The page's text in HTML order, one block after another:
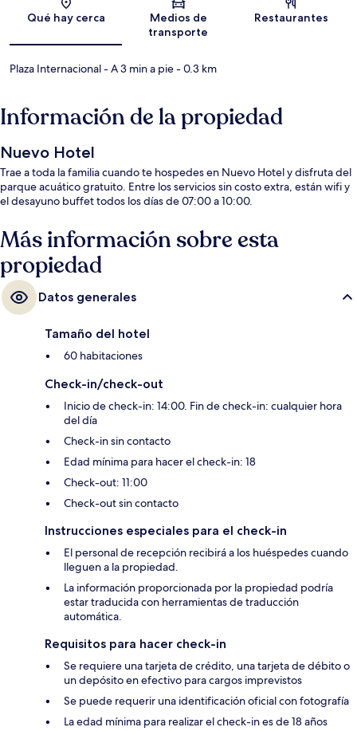
Sección del mapa
Qué hay cerca
Medios de
transporte
Restaurantes
Plaza Internacional- A 3 min a pie- 0.3 km
Información de la propiedad
Nuevo Hotel
Trae a toda la familia cuando te hospedes en Nuevo Hotel y disfruta del
parque acuático gratuito. Entre los servicios sin costo extra, están wifi y
el desayuno buffet todos los días de 07:00 a 10:00.
Más información sobre esta
propiedad
Datos generales
Tamaño del hotel
60 habitaciones
Check-in/check-out
Inicio de check-in: 14:00. Fin de check-in: cualquier hora
del día
Check-in sin contacto
Edad mínima para hacer el check-in: 18
Check-out: 11:00
Check-out sin contacto
Instrucciones especiales para el check-in
El personal de recepción recibirá a los huéspedes cuando
lleguen a la propiedad.
La información proporcionada por la propiedad podría
estar traducida con herramientas de traducción
automática.
Requisitos para hacer check-in
Se requiere una tarjeta de crédito, una tarjeta de débito o
un depósito en efectivo para cargos imprevistos
Se puede requerir una identificación oficial con fotografía
La edad mínima para realizar el check-in es de 18 años